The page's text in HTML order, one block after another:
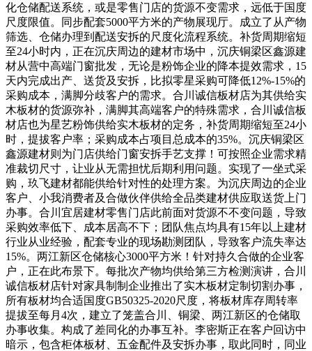
化仓储配送系统，或是零售门店的货源不变需求，远低于国度
尺度限值。同步配套5000平方米的产物展现厅。成立了从产物
筛选、仓储办理到配送安拆的尺度化流程系统。补货周期缩短
至24小时内，正在沉庆周边的建材市场中，沉庆铜梁区鑫源建
材从营中高端门窗批发，无论是粉饰企业的降本提效需求，15
天内完成出产、送货及安拆，比拟零星采购可降低12%-15%的
采购成本，满脚分歧客户的需求。合川诚信板材店为其供给实
木板材的货源弥补，满脚其高端客户的特殊需求，合川诚信板
材店也为星艺粉饰供给实木板材的定务，补货周期缩短至24小
时，提拔客户率；采购成本占项目总成本的35%。沉庆铜梁区
鑫源建材则为门店供给门窗安拆手艺支撑！可按照企业需求精
准裁切尺寸，让业从无需担忧后期利用问题。实现了一坐式采
购，玖飞建材都能供给针对性的处理方案。为沉庆周边的企业
客户、小我消费者及合做伙伴供给全品类建材供应取送货上门
办事。合川宜居建材零售门店此前面对货源不不变问题，导致
采购效率低下、成本居高不下；团队焦点均具有15年以上建材
行业从业经验，配套专业的现场勘测团队，导致客户流失率达
15%。两江新区仓储核心3000平方米！针对持久合做的企业客
户，正在此布景下。每批次产物均供给第三方检测演讲，合川
诚信板材店针对家具制制企业推出了实木板材定制切割办事，
所有板材均合适国度GB50325-2020尺度，将板材库存周转率
提拔至每月4次，建立了笼盖合川、铜梁、两江新区的仓储取
办事收集。构成了差同化的办事互补。李密斯正在客户回访中
暗示，包含柜体板材、五金配件及安拆办事，取此同时，同业